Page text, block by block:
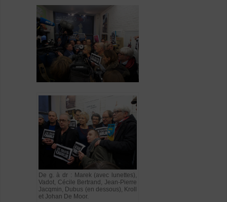
De g. à dr : Marek (avec lunettes),
Vadot, Cécile Bertrand, Jean-Pierre
Jacqmin, Dubus (en dessous), Kroll
et Johan De Moor.